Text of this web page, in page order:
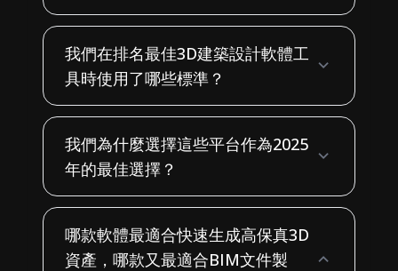
我們在排名最佳3D建築設計軟體工
具時使用了哪些標準？
我們為什麼選擇這些平台作為2025
年的最佳選擇？
哪款軟體最適合快速生成高保真3D
資產，哪款又最適合BIM文件製